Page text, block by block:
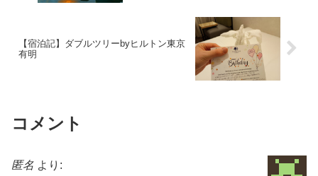
【宿泊記】ダブルツリーbyヒルトン東京
有明
コメント
匿名 より: